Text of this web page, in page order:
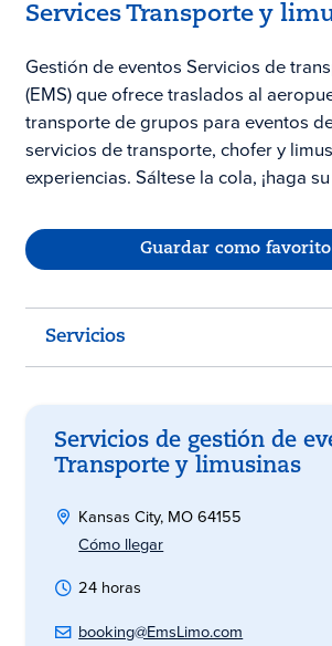
Services Transporte y
Gestión de eventos Servicios de
(EMS) que ofrece traslados al
transporte de grupos para eventos
servicios de transporte, chofer y
experiencias. Sáltese la cola, ¡haga
Guardar como favorito
Servicios
Servicios de gestión de
Transporte y limusinas
Kansas City, MO 64155
Cómo llegar
24 horas
booking@EmsLimo.com